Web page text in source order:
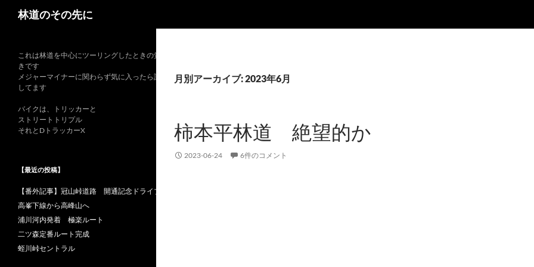
林道のその先に
月別アーカイブ: 2023年6月
柿本平林道 絶望的か
2023-06-24 6件のコメント
これは林道を中心にツーリングしたときの覚書
きです
メジャーマイナーに関わらず気に入ったら記録
してます
バイクは、トリッカーと
ストリートトリプル
それとDトラッカーX
【最近の投稿】
【番外記事】冠山峠道路 開通記念ドライブ
高峯下線から高峰山へ
浦川河内発着 極楽ルート
二ツ森定番ルート完成
蛭川峠セントラル